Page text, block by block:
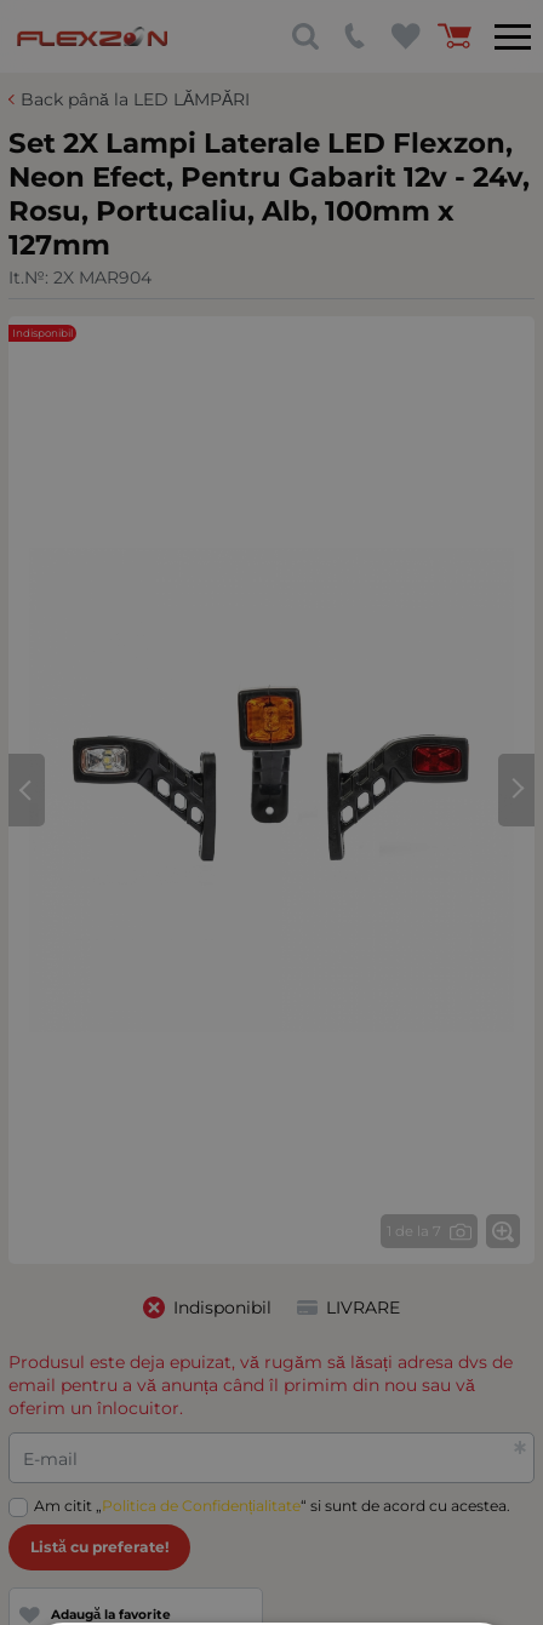
Back până la LED LĂMPĂRI
Set 2X Lampi Laterale LED Flexzon,
Neon Efect, Pentru Gabarit 12v - 24v,
Rosu, Portucaliu, Alb, 100mm х
127mm
It.№: 2X MAR904
1 de la 7
Indisponibil
Indisponibil LIVRARE
Produsul este deja epuizat, vă rugăm să lăsați adresa dvs de
email pentru a vă anunța când îl primim din nou sau vă
oferim un înlocuitor.
E-mail
Am citit „Politica de Confidențialitate“ si sunt de acord cu acestea.
Listă cu preferate!
Adaugă la favorite